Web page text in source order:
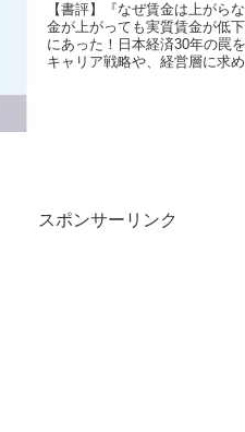
【書評】『なぜ賃金は上がら
金が上がっても実質賃金が低
にあった！日本経済30年の罠
キャリア戦略や、経営層に求
スポンサーリンク